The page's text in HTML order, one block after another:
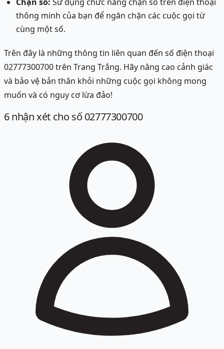
thông minh của bạn để ngăn chặn các cuộc gọi từ
cùng một số.
Trên đây là những thông tin liên quan đến số điện thoại
02777300700 trên Trang Trắng. Hãy nâng cao cảnh giác
và bảo vệ bản thân khỏi những cuộc gọi không mong
muốn và có nguy cơ lừa đảo!
6nhận xét cho số 02777300700